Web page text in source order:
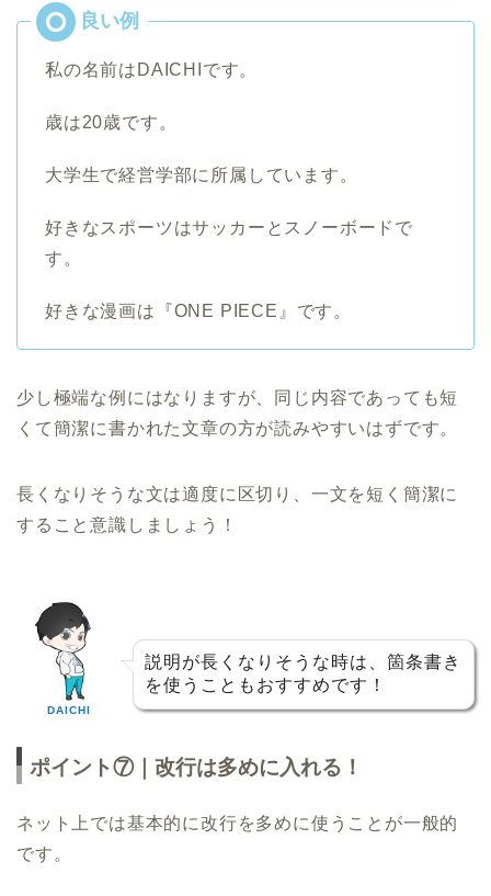
私の名前はDAICHIです。
歳は20歳です。
大学生で経営学部に所属しています。
好きなスポーツはサッカーとスノーボードで
す。
好きな漫画は『ONE PIECE』です。
少し極端な例にはなりますが、同じ内容であっても短
くて簡潔に書かれた文章の方が読みやすいはずです。
長くなりそうな文は適度に区切り、一文を短く簡潔に
すること意識しましょう！
DAICHI
説明が長くなりそうな時は、箇条書き
を使うこともおすすめです！
ポイント⑦｜改行は多めに入れる！
ネット上では基本的に改行を多めに使うことが一般的
です。